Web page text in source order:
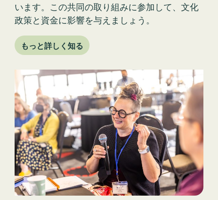
政策と資金に影響を与えましょう。
社内会議